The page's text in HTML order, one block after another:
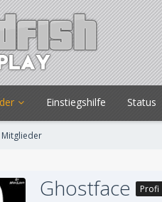
Einstiegshilfe Status
Mitglieder
Ghostface Profi